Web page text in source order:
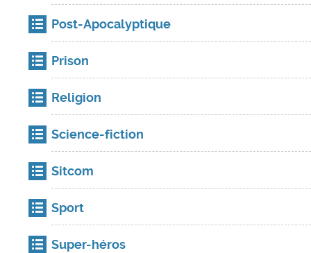
Post-Apocalyptique
Prison
Religion
Science-fiction
Sitcom
Sport
Super-héros